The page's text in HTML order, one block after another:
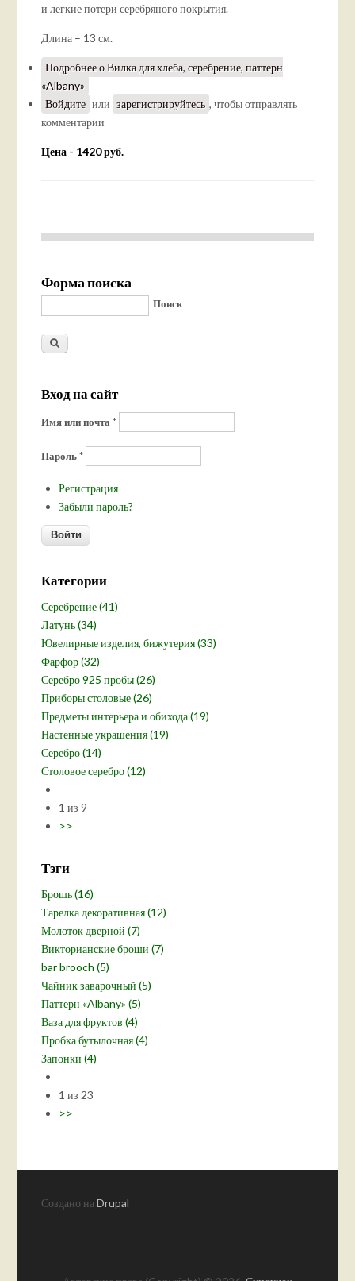
и легкие потери серебряного покрытия.
Длина – 13 см.
Подробнеео Вилка для хлеба, серебрение, паттерн
«Albany»
Войдите или зарегистрируйтесь , чтобы отправлять
комментарии
Цена - 1420 руб.
Форма поиска
Поиск
Вход на сайт
Имя или почта*
Пароль*
Регистрация
Забыли пароль?
Категории
Серебрение (41)
Латунь (34)
Ювелирные изделия, бижутерия (33)
Фарфор (32)
Серебро 925 пробы (26)
Приборы столовые (26)
Предметы интерьера и обихода (19)
Настенные украшения (19)
Серебро (14)
Столовое серебро (12)
1 из 9
>>
Тэги
Брошь (16)
Тарелка декоративная (12)
Молоток дверной (7)
Викторианские броши (7)
bar brooch (5)
Чайник заварочный (5)
Паттерн «Albany» (5)
Ваза для фруктов (4)
Пробка бутылочная (4)
Запонки (4)
1 из 23
>>
Создано наDrupal